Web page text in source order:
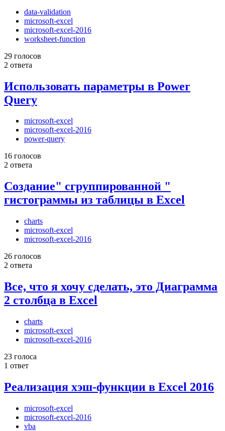
data-validation
microsoft-excel
microsoft-excel-2016
worksheet-function
29 голосов
2 ответа
Использовать параметры в Power
Query
microsoft-excel
microsoft-excel-2016
power-query
16 голосов
2 ответа
Создание" сгруппированной "
гистограммы из таблицы в Excel
charts
microsoft-excel
microsoft-excel-2016
26 голосов
2 ответа
Все, что я хочу сделать, это Диаграмма
2 столбца в Excel
charts
microsoft-excel
microsoft-excel-2016
23 голоса
1 ответ
Реализация хэш-функции в Excel 2016
microsoft-excel
microsoft-excel-2016
vba